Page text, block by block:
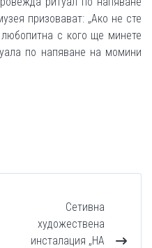
призовават: „Ако не сте
с кого ще минете
по напяване на момини
Сетивна
художествена
инсталация „НА